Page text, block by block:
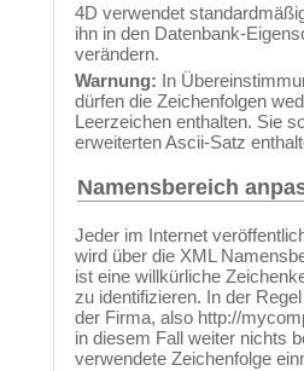
4D verwendet
ihn in den Datenbank-
verändern.
Warnung: In
dürfen die Zeichenfolgen
Leerzeichen enthalten. Sie
erweiterten Ascii-Satz
Namensbereich
Jeder im Internet
wird über die XML
ist eine willkürliche
zu identifizieren. In der
der Firma, also http://
in diesem Fall weiter nichts
verwendete Zeichenfolge